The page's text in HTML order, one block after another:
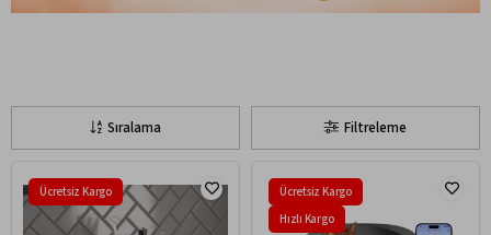
Filtreleme
Sıralama
Ücretsiz Kargo
Ücretsiz Kargo
Hızlı Kargo